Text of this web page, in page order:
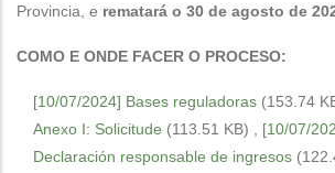
Provincia, e rematará o 30 de agosto de
COMO E ONDE FACER O PROCESO:
[10/07/2024] Bases reguladoras (153.74
Anexo I: Solicitude (113.51 KB)
[10/07/
Declaración responsable de ingresos